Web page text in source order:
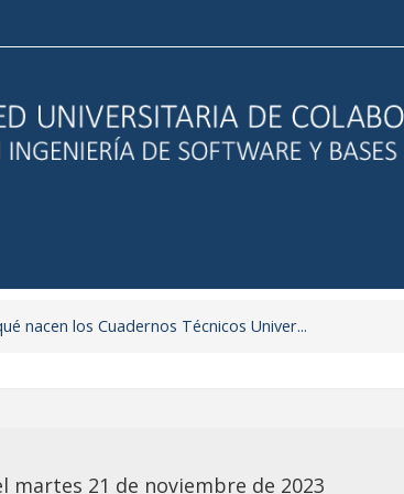
nacen los Cuadernos Técnicos Univer...
martes 21 de noviembre de 2023